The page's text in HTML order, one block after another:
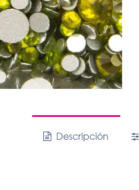
Descripción